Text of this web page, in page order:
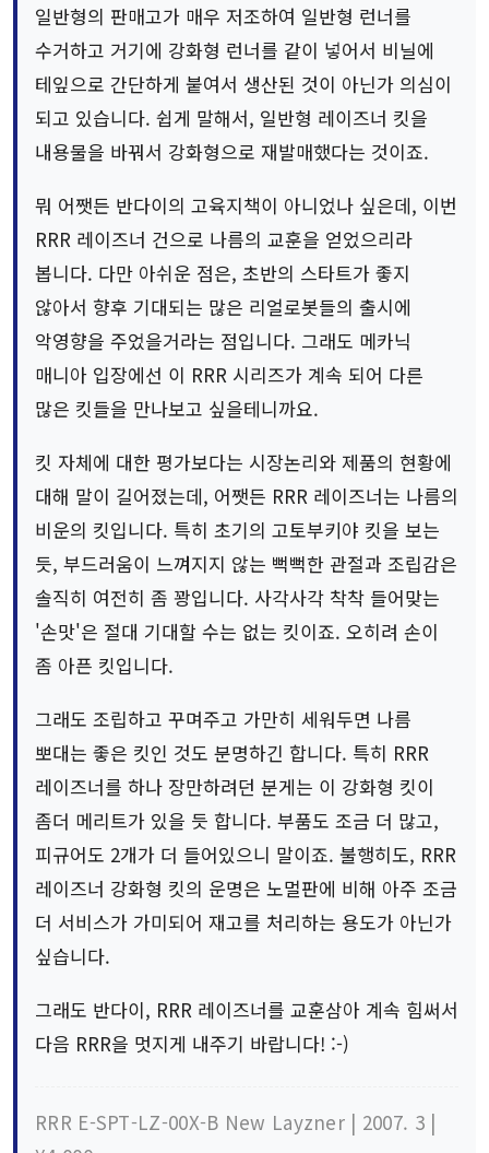
일반형의 판매고가 매우 저조하여 일반형 런너를
수거하고 거기에 강화형 런너를 같이 넣어서 비닐에
테잎으로 간단하게 붙여서 생산된 것이 아닌가 의심이
되고 있습니다. 쉽게 말해서, 일반형 레이즈너 킷을
내용물을 바꿔서 강화형으로 재발매했다는 것이죠.
뭐 어쨋든 반다이의 고육지책이 아니었나 싶은데, 이번
RRR 레이즈너 건으로 나름의 교훈을 얻었으리라
봅니다. 다만 아쉬운 점은, 초반의 스타트가 좋지
않아서 향후 기대되는 많은 리얼로봇들의 출시에
악영향을 주었을거라는 점입니다. 그래도 메카닉
매니아 입장에선 이 RRR 시리즈가 계속 되어 다른
많은 킷들을 만나보고 싶을테니까요.
킷 자체에 대한 평가보다는 시장논리와 제품의 현황에
대해 말이 길어졌는데, 어쨋든 RRR 레이즈너는 나름의
비운의 킷입니다. 특히 초기의 고토부키야 킷을 보는
듯, 부드러움이 느껴지지 않는 뻑뻑한 관절과 조립감은
솔직히 여전히 좀 꽝입니다. 사각사각 착착 들어맞는
'손맛'은 절대 기대할 수는 없는 킷이죠. 오히려 손이
좀 아픈 킷입니다.
그래도 조립하고 꾸며주고 가만히 세워두면 나름
뽀대는 좋은 킷인 것도 분명하긴 합니다. 특히 RRR
레이즈너를 하나 장만하려던 분게는 이 강화형 킷이
좀더 메리트가 있을 듯 합니다. 부품도 조금 더 많고,
피규어도 2개가 더 들어있으니 말이죠. 불행히도, RRR
레이즈너 강화형 킷의 운명은 노멀판에 비해 아주 조금
더 서비스가 가미되어 재고를 처리하는 용도가 아닌가
싶습니다.
그래도 반다이, RRR 레이즈너를 교훈삼아 계속 힘써서
다음 RRR을 멋지게 내주기 바랍니다! :-)
RRR E-SPT-LZ-00X-B New Layzner | 2007. 3 |